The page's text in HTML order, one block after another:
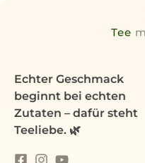
Tee
Echter Geschmack
beginnt bei echten
Zutaten – dafür steht
Teeliebe. 🌿